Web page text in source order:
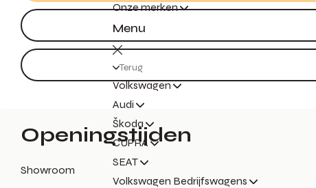
Onze merken
Menu
Terug
Volkswagen
Audi
Škoda
CUPRA
SEAT
Volkswagen Bedrijfswagens
Openingstijden
Showroom